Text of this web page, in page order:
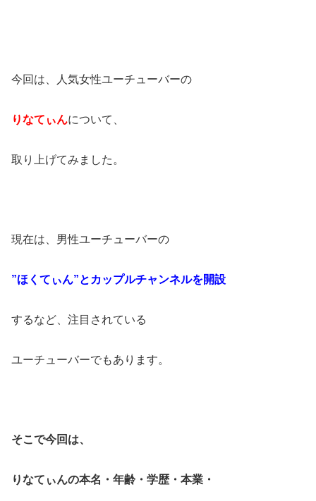
今回は、人気女性ユーチューバーの
りなてぃんについて、
取り上げてみました。
現在は、男性ユーチューバーの
”ほくてぃん”とカップルチャンネルを開設
するなど、注目されている
ユーチューバーでもあります。
そこで今回は、
りなてぃんの本名・年齢・学歴・本業・